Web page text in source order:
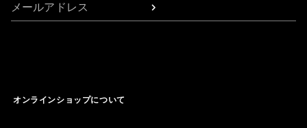
メールアドレス
オンラインショップについて